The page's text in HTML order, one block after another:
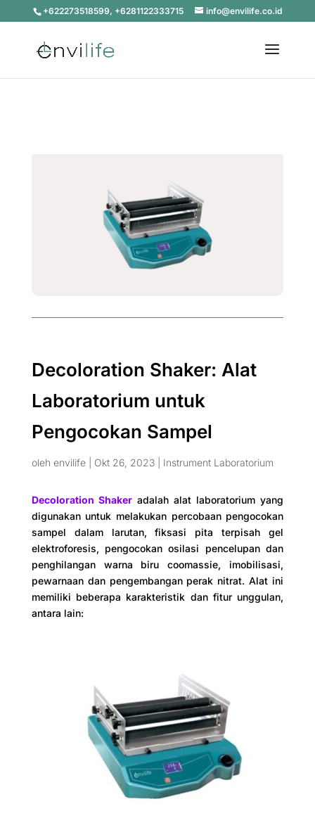
+622273518599, +6281122333715 info@envilife.co.id
Decoloration Shaker: Alat
Laboratorium untuk
Pengocokan Sampel
oleh envilife| Okt 26, 2023| Instrument Laboratorium
Decoloration Shakeradalah alat laboratorium yang
digunakan untuk melakukan percobaan pengocokan
sampel dalam larutan, fiksasi pita terpisah gel
elektroforesis, pengocokan osilasi pencelupan dan
penghilangan warna biru coomassie, imobilisasi,
pewarnaan dan pengembangan perak nitrat. Alat ini
memiliki beberapa karakteristik dan fitur unggulan,
antara lain: